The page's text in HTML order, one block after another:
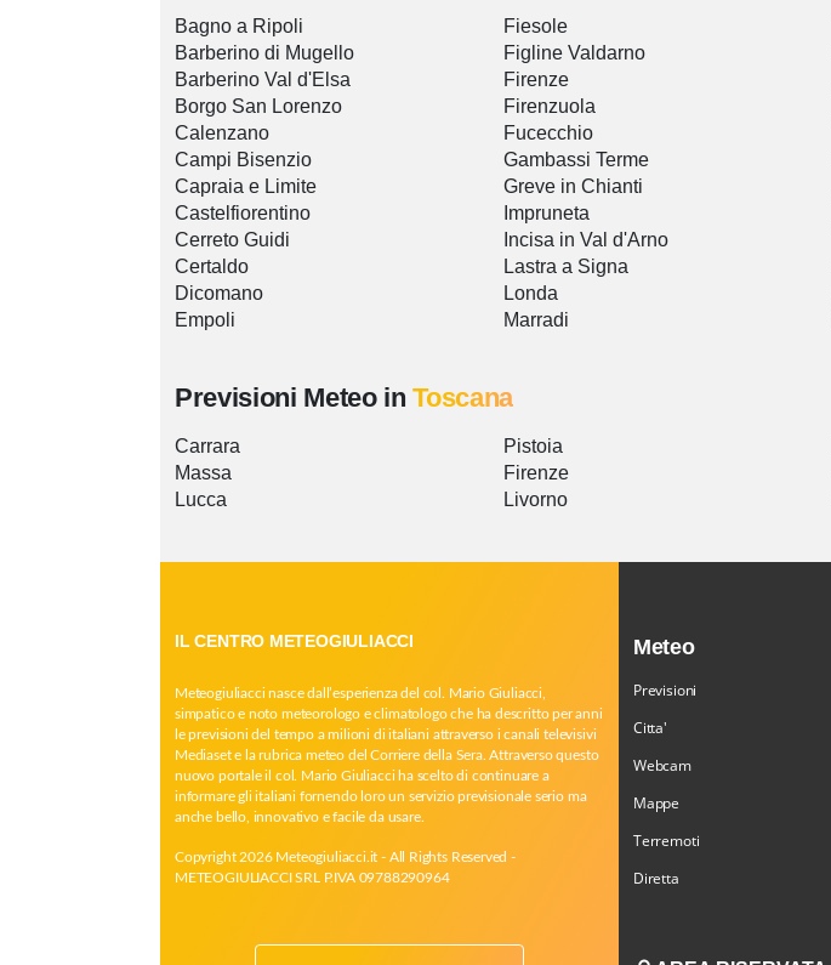
Bagno a Ripoli
Barberino di Mugello
Barberino Val d'Elsa
Borgo San Lorenzo
Calenzano
Campi Bisenzio
Capraia e Limite
Castelfiorentino
Cerreto Guidi
Certaldo
Dicomano
Empoli
Fiesole
Figline Valdarno
Firenze
Firenzuola
Fucecchio
Gambassi Terme
Greve in Chianti
Impruneta
Incisa in Val d'Arno
Lastra a Signa
Londa
Marradi
Previsioni Meteo inToscana
Carrara
Massa
Lucca
Pistoia
Firenze
Livorno
IL CENTRO METEOGIULIACCI
Meteogiuliacci nasce dall’esperienza del col. Mario Giuliacci,
simpatico e noto meteorologo e climatologo che ha descritto per anni
le previsioni del tempo a milioni di italiani attraverso i canali televisivi
Mediaset e la rubrica meteo del Corriere della Sera. Attraverso questo
nuovo portale il col. Mario Giuliacci ha scelto di continuare a
informare gli italiani fornendo loro un servizio previsionale serio ma
anche bello, innovativo e facile da usare.
Copyright 2026 Meteogiuliacci.it - All Rights Reserved -
METEOGIULIACCI SRL P.IVA 09788290964
Meteo
Previsioni
Citta'
Webcam
Mappe
Terremoti
Diretta